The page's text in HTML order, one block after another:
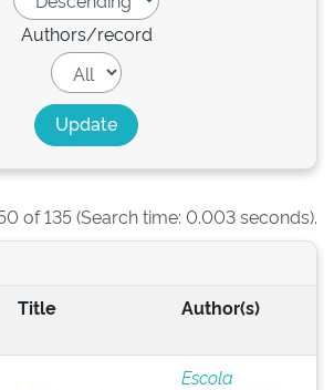
Authors/record
of 135 (Search time: 0.003 seconds).
Title Author(s)
Escola